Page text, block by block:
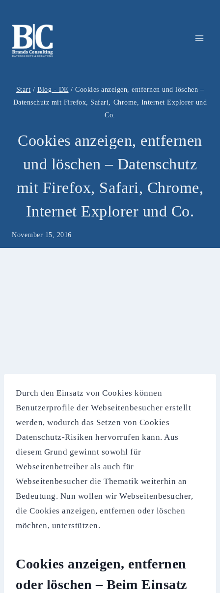
springen
Start / Blog - DE / Cookies anzeigen, entfernen und löschen –
Datenschutz mit Firefox, Safari, Chrome, Internet Explorer und
Co.
Cookies anzeigen, entfernen
und löschen – Datenschutz
mit Firefox, Safari, Chrome,
Internet Explorer und Co.
November 15, 2016
Durch den Einsatz von Cookies können
Benutzerprofile der Webseitenbesucher erstellt
werden, wodurch das Setzen von Cookies
Datenschutz-Risiken hervorrufen kann. Aus
diesem Grund gewinnt sowohl für
Webseitenbetreiber als auch für
Webseitenbesucher die Thematik weiterhin an
Bedeutung. Nun wollen wir Webseitenbesucher,
die Cookies anzeigen, entfernen oder löschen
möchten, unterstützen.
Cookies anzeigen, entfernen
oder löschen – Beim Einsatz